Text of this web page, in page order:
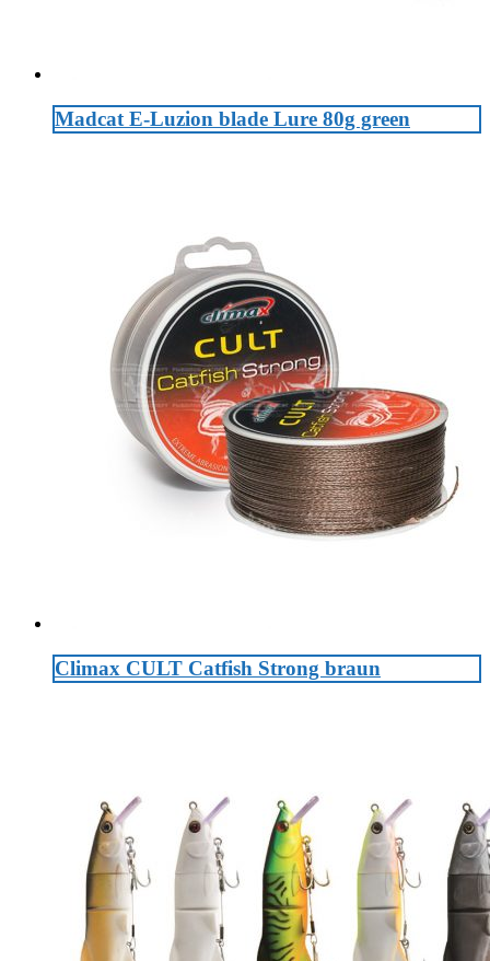
Madcat E-Luzion blade Lure 80g green
Climax CULT Catfish Strong braun